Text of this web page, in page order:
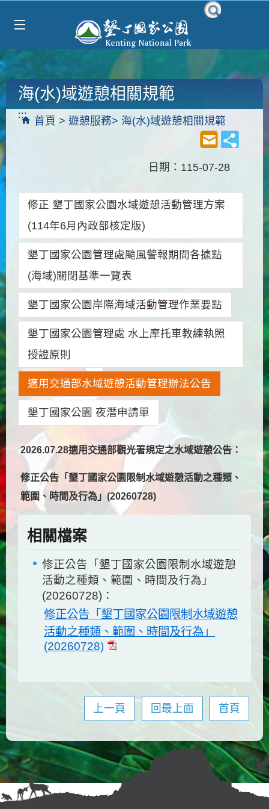
:::
首頁 遊憩服務 海(水)域遊憩相關規範
海(水)域遊憩相關規範
日期：115-07-28
修正 墾丁國家公園水域遊憩活動管理方案
(114年6月內政部核定版)
墾丁國家公園管理處颱風警報期間各據點
(海域)關閉基準一覽表
墾丁國家公園岸際海域活動管理作業要點
墾丁國家公園管理處 水上摩托車教練執照
授證原則
適用交通部水域遊憩活動管理辦法公告
墾丁國家公園 夜潛申請單
2026.07.28適用交通部觀光署規定之水域遊憩公告：
修正公告「墾丁國家公園限制水域遊憩活動之種類、
範圍、時間及行為」(20260728)
相關檔案
修正公告「墾丁國家公園限制水域遊憩
活動之種類、範圍、時間及行為」
(20260728)：
修正公告「墾丁國家公園限制水域遊憩
活動之種類、範圍、時間及行為」
(20260728)
上一頁 回最上面 首頁